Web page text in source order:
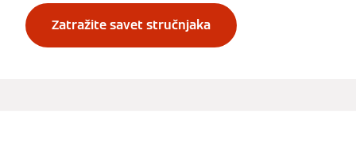
Zatražite savet stručnjaka